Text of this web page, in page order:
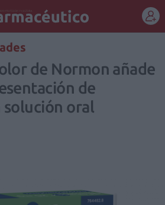
REGÍSTRATE
de Normon añade
de
solución oral